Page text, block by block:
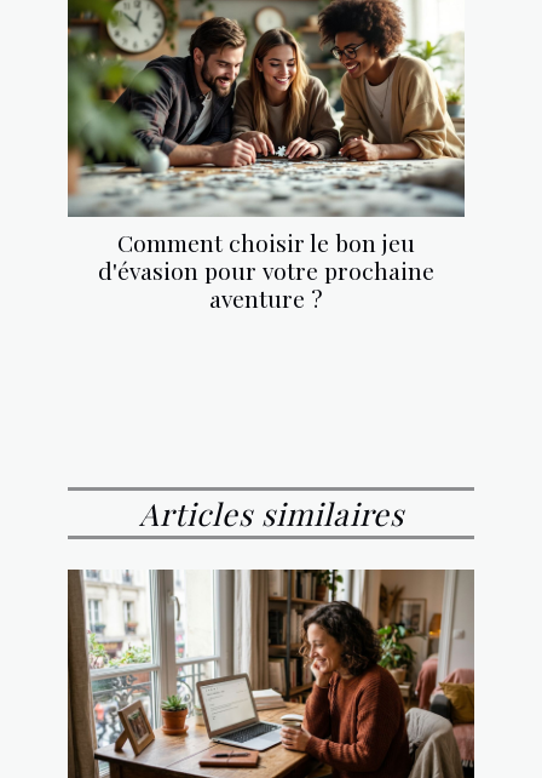
Comment choisir le bon jeu
d'évasion pour votre prochaine
aventure ?
Articles similaires